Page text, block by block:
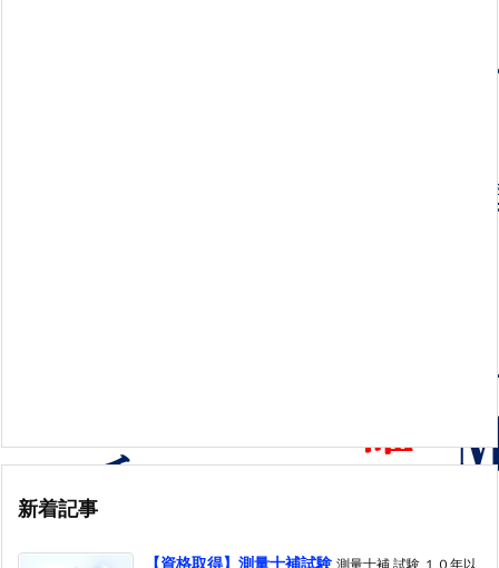
新着記事
【資格取得】測量士補試験 測量士補 試験 １０年以